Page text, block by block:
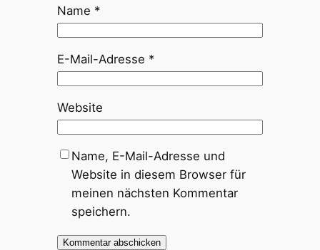
Name *
E-Mail-Adresse *
Website
Name, E-Mail-Adresse und
Website in diesem Browser für
meinen nächsten Kommentar
speichern.